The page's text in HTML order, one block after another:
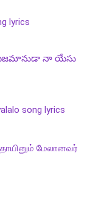
lyrics
– యజమానుడా నా యేసు
song lyrics
தாயினும் மேலானவர்